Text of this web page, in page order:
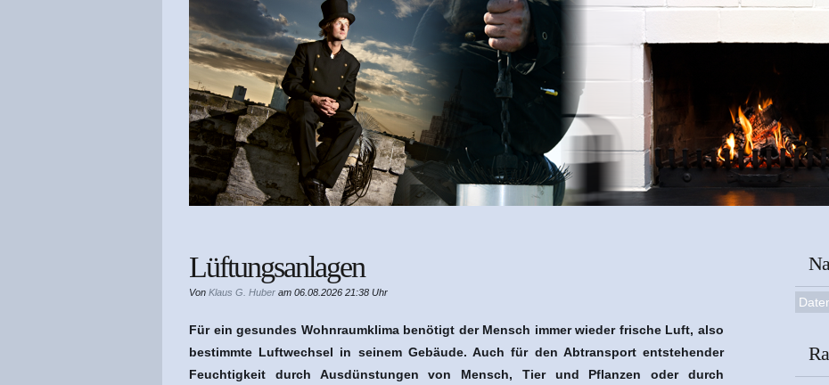
Lüftungsanlagen
Von Klaus G. Huber am 06.08.2026 21:38 Uhr
Für ein gesundes Wohnraumklima benötigt der Mensch immer wieder frische Luft, also
bestimmte Luftwechsel in seinem Gebäude. Auch für den Abtransport entstehender
Feuchtigkeit durch Ausdünstungen von Mensch, Tier und Pflanzen oder durch